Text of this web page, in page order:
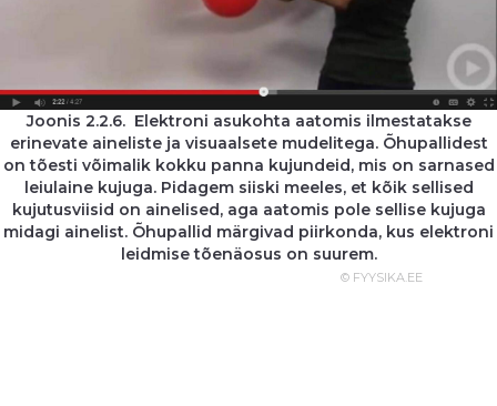
Joonis 2.2.6. Elektroni asukohta aatomis ilmestatakse
erinevate aineliste ja visuaalsete mudelitega. Õhupallidest
on tõesti võimalik kokku panna kujundeid, mis on sarnased
leiulaine kujuga. Pidagem siiski meeles, et kõik sellised
kujutusviisid on ainelised, aga aatomis pole sellise kujuga
midagi ainelist. Õhupallid märgivad piirkonda, kus elektroni
leidmise tõenäosus on suurem.
© FYYSIKA.EE